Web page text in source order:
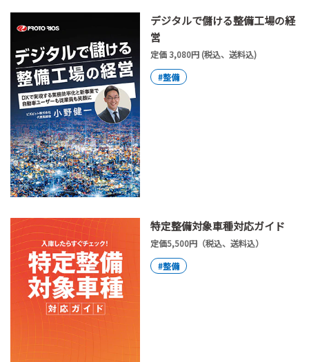
デジタルで儲ける整備工場の経
営
定価 3,080円 (税込、送料込)
#整備
特定整備対象車種対応ガイド
定価5,500円（税込、送料込）
#整備